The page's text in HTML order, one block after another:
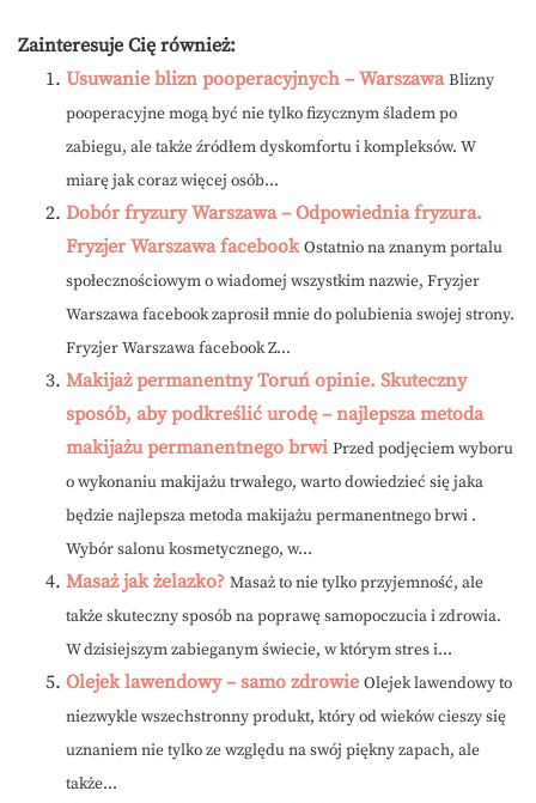
Zainteresuje Cię również:
Usuwanie blizn pooperacyjnych – Warszawa Blizny
pooperacyjne mogą być nie tylko fizycznym śladem po
zabiegu, ale także źródłem dyskomfortu i kompleksów. W
miarę jak coraz więcej osób...
Dobór fryzury Warszawa – Odpowiednia fryzura.
Fryzjer Warszawa facebook Ostatnio na znanym portalu
społecznościowym o wiadomej wszystkim nazwie, Fryzjer
Warszawa facebook zaprosił mnie do polubienia swojej strony.
Fryzjer Warszawa facebook Z...
Makijaż permanentny Toruń opinie. Skuteczny
sposób, aby podkreślić urodę – najlepsza metoda
makijażu permanentnego brwi Przed podjęciem wyboru
o wykonaniu makijażu trwałego, warto dowiedzieć się jaka
będzie najlepsza metoda makijażu permanentnego brwi .
Wybór salonu kosmetycznego, w...
Masaż jak żelazko? Masaż to nie tylko przyjemność, ale
także skuteczny sposób na poprawę samopoczucia i zdrowia.
W dzisiejszym zabieganym świecie, w którym stres i...
Olejek lawendowy – samo zdrowie Olejek lawendowy to
niezwykle wszechstronny produkt, który od wieków cieszy się
uznaniem nie tylko ze względu na swój piękny zapach, ale
także...